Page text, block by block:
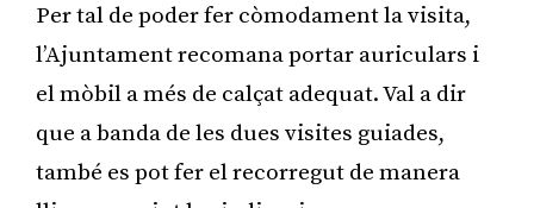
Per tal de poder fer còmodament la visita,
l’Ajuntament recomana portar auriculars i
el mòbil a més de calçat adequat. Val a dir
que a banda de les dues visites guiades,
també es pot fer el recorregut de manera